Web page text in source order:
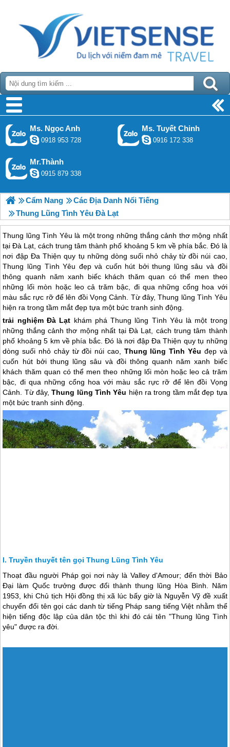
Ms. Ngọc Anh
0918 953 728
Ms. Tuyết Chinh
0916 172 338
Mr.Thành
0915 879 338
Cẩm Nang
Các Địa Danh Nổi Tiếng
Thung Lũng Tình Yêu Đà Lạt
Thung lũng Tình Yêu là một trong những thắng cảnh thơ mộng nhất
tại Đà Lạt, cách trung tâm thành phố khoảng 5 km về phía bắc. Đó là
nơi đập Đa Thiện quy tụ những dòng suối nhỏ chảy từ đồi núi cao,
Thung lũng Tình Yêu đẹp và cuốn hút bởi thung lũng sâu và đồi
thông quanh năm xanh biếc khách thăm quan có thể men theo
những lối mòn hoặc leo cả trăm bậc, đi qua những cổng hoa với
màu sắc rực rỡ để lên đồi Vọng Cảnh. Từ đây, Thung lũng Tình Yêu
hiện ra trong tầm mắt đẹp tựa một bức tranh sinh động.
trải nghiệm Đà Lạt khám phá Thung lũng Tình Yêu là một trong
những thắng cảnh thơ mộng nhất tại Đà Lạt, cách trung tâm thành
phố khoảng 5 km về phía bắc. Đó là nơi đập Đa Thiện quy tụ những
dòng suối nhỏ chảy từ đồi núi cao, Thung lũng Tình Yêu đẹp và
cuốn hút bởi thung lũng sâu và đồi thông quanh năm xanh biếc
khách thăm quan có thể men theo những lối mòn hoặc leo cả trăm
bậc, đi qua những cổng hoa với màu sắc rực rỡ để lên đồi Vọng
Cảnh. Từ đây,Thung lũng Tình Yêu hiện ra trong tầm mắt đẹp tựa
một bức tranh sinh động.
Truyền thuyết tên gọi Thung Lũng Tình Yêu
Thoạt đầu người Pháp gọi nơi này là Valley d'Amour; đến thời Bảo
Đại làm Quốc trưởng được đổi thành thung lũng Hòa Bình. Năm
1953, khi Chủ tịch Hội đồng thị xã lúc bấy giờ là Nguyễn Vỹ đề xuất
chuyển đổi tên gọi các danh từ tiếng Pháp sang tiếng Việt nhằm thể
hiện tiếng độc lập của dân tộc thì khi đó cái tên "Thung lũng Tình
yêu" được ra đời.